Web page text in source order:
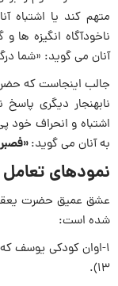
متهم کند یا اشتباه
ناخودآگاه انگیزه
آنان می گوید: «شما
جالب اینجاست که
نابهنجار دیگرى
اشتباه و انحراف خود
به آنان می گوید:
نمودهاى تعامل
عشق عمیق حضرت
شده است:
1-اوان کودکى یوسف
۱۳).